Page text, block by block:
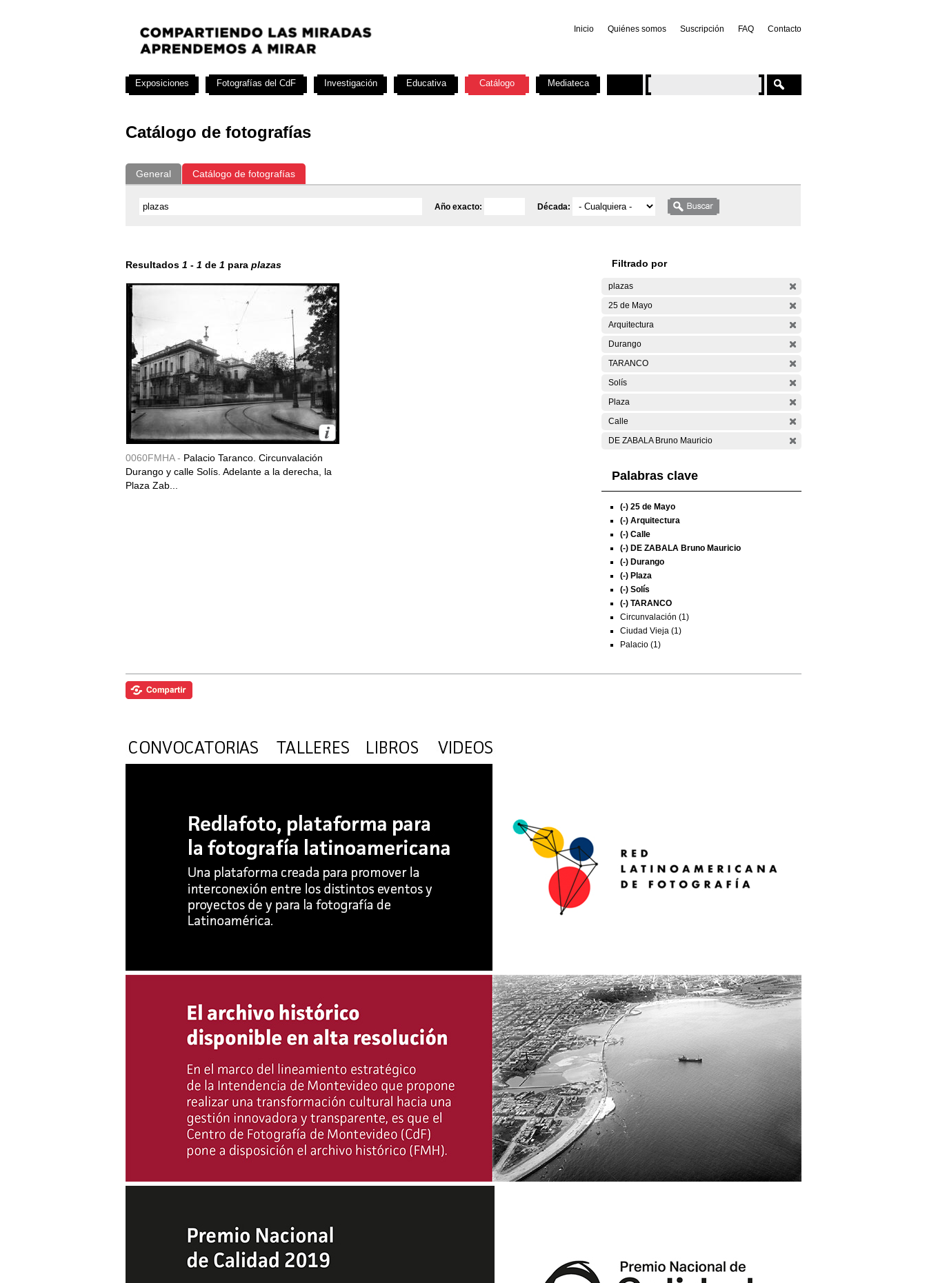
Inicio Quiénes somos Suscripción FAQ Contacto
Catálogo de fotografías
General Catálogo de fotografías
Año exacto: Década:
Resultados 1 - 1 de 1 para plazas
0060FMHA - Palacio Taranco. Circunvalación
Durango y calle Solís. Adelante a la derecha, la
Plaza Zab...
Filtrado por
plazas
25 de Mayo
Arquitectura
Durango
TARANCO
Solís
Plaza
Calle
DE ZABALA Bruno Mauricio
Palabras clave
(-) 25 de Mayo
(-) Arquitectura
(-) Calle
(-) DE ZABALA Bruno Mauricio
(-) Durango
(-) Plaza
(-) Solís
(-) TARANCO
Circunvalación (1)
Ciudad Vieja (1)
Palacio (1)
Exposiciones Fotografías del CdF Investigación Educativa Catálogo Mediateca